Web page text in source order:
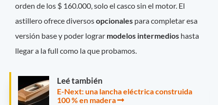
orden de los $ 160.000, solo el casco sin el motor. El
astillero ofrece diversosopcionales para completar esa
versión base y poder lograr modelos intermedios hasta
llegar a la full como la que probamos.
Leé también
E-Next: una lancha eléctrica construida
100 % en madera